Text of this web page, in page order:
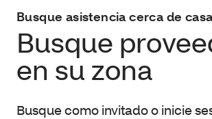
Busque asistencia cerca de casa
Busque
en su zona
Busque como invitado o inicie